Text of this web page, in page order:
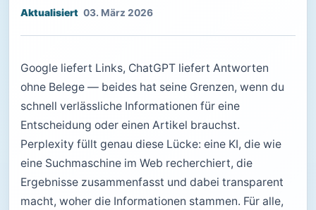
03. März 2026
Google liefert Links, ChatGPT liefert Antworten
ohne Belege — beides hat seine Grenzen, wenn du
schnell verlässliche Informationen für eine
Entscheidung oder einen Artikel brauchst.
Perplexity füllt genau diese Lücke: eine KI, die wie
eine Suchmaschine im Web recherchiert, die
Ergebnisse zusammenfasst und dabei transparent
macht, woher die Informationen stammen. Für alle,